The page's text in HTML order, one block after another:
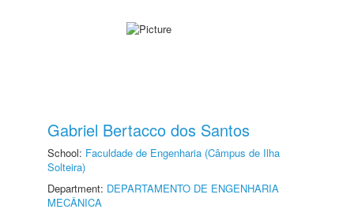
Gabriel Bertacco dos Santos
School: Faculdade de Engenharia (Câmpus de Ilha
Solteira)
Department: DEPARTAMENTO DE ENGENHARIA
MECÂNICA